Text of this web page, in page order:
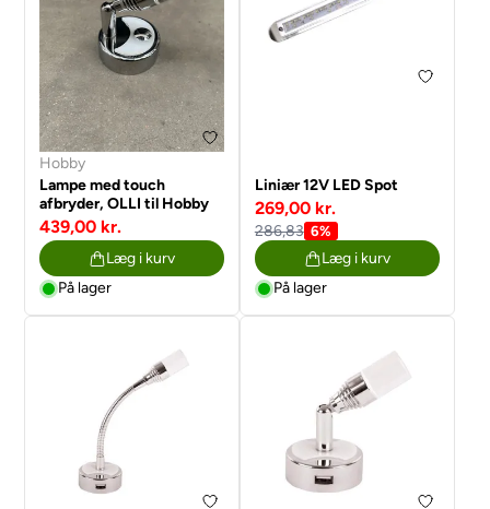
Hobby
Lampe med touch
afbryder, OLLI til Hobby
439,00 kr.
Læg i kurv
På lager
Liniær 12V LED Spot
269,00 kr.
286,83 6%
Læg i kurv
På lager